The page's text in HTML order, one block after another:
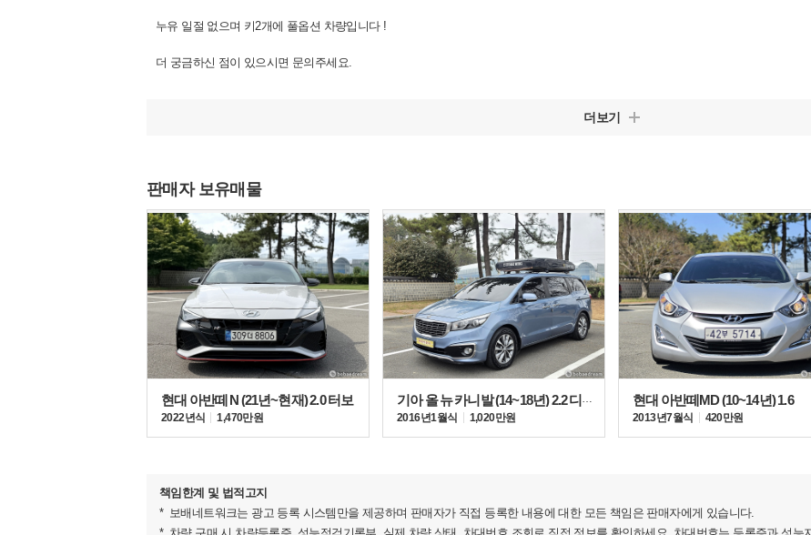
누유 일절 없으며 키2개에 풀옵션 차량입니다 !
더 궁금하신 점이 있으시면 문의주세요.
신형 카니발의 차체는 이전 모델보다 전고는 40mm 가량 낮아지고 전장은 15mm 짧아진 반면 휠베이스는 40mm
최고출력 202마력, 최대토크 45kg.m의 성능을 내는 R2.2 E-VGT 디젤 엔진은 출력과 토크가 각각 2.5%,1.1%
더보기
판매자 보유매물
현대 아반떼 N (21년~현재) 2.0 터보
2022년식 1,470만원
기아 올 뉴 카니발 (14~18년) 2.2 디젤 캠핑카
2016년 1월식
1,020만원
현대 아반떼MD (10~14년) 1.6
2013년 7월식 420만원
책임한계 및 법적고지
보배네트워크는 광고 등록 시스템만을 제공하며 판매자가 직접 등록한 내용에 대한 모든 책임은 판매자에게 있습니다.